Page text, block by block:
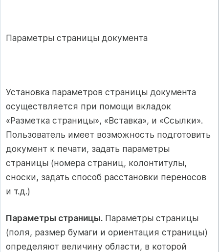
Параметры страницы документа
Установка параметров страницы документа
осуществляется при помощи вкладок
«Разметка страницы», «Вставка», и «Ссылки».
Пользователь имеет возможность подготовить
документ к печати, задать параметры
страницы (номера страниц, колонтитулы,
сноски, задать способ расстановки переносов
и т.д.)
Параметры страницы. Параметры страницы
(поля, размер бумаги и ориентация страницы)
определяют величину области, в которой